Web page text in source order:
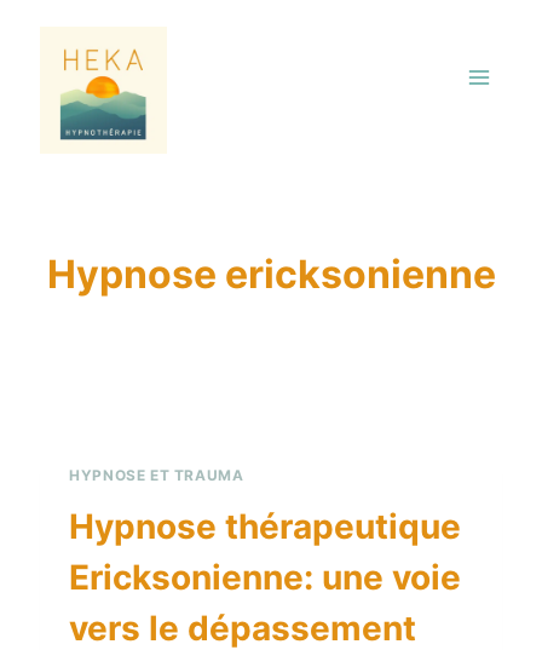
Hypnose ericksonienne
HYPNOSE ET TRAUMA
Hypnose thérapeutique
Ericksonienne: une voie
vers le dépassement